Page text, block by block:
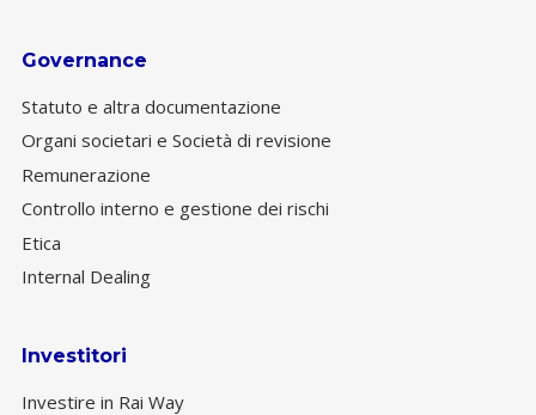
Governance
Statuto e altra documentazione
Organi societari e Società di revisione
Remunerazione
Controllo interno e gestione dei rischi
Etica
Internal Dealing
Investitori
Investire in Rai Way